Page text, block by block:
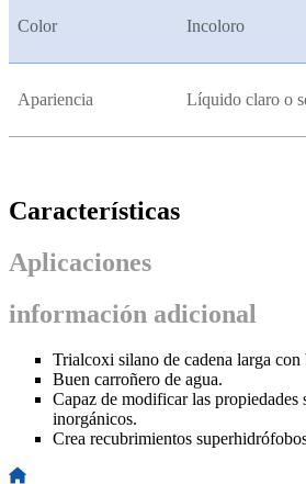
Color Incoloro
Apariencia Líquido claro o
Características
Aplicaciones
información adicional
Trialcoxi silano de cadena larga
Buen carroñero de agua.
Capaz de modificar las propiedades
inorgánicos.
Crea recubrimientos